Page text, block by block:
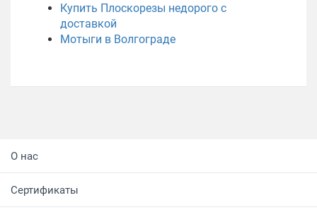
Купить Плоскорезы недорого с
доставкой
Мотыги в Волгограде
О нас
Сертификаты